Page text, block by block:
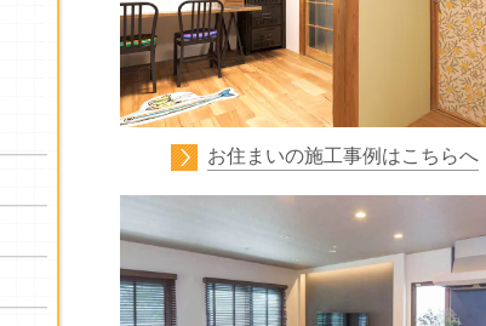
お住まいの施工事例はこちらへ